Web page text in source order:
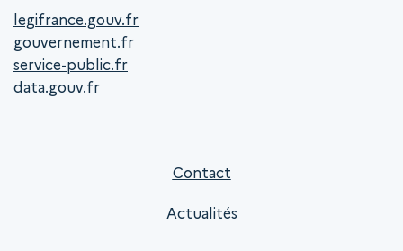
legifrance.gouv.fr
gouvernement.fr
service-public.fr
data.gouv.fr
Contact
Actualités